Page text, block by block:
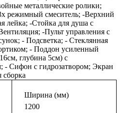
металлические ролики;
режимный смеситель; -Верхний
лейка; -Стойка для душа с
-Пульт управления с
- Подсветка; - Стеклянная
- Поддон усиленный
глубина 5см) с
- Сифон с гидрозатвором; Экран
сборка
Ширина (мм)
1200